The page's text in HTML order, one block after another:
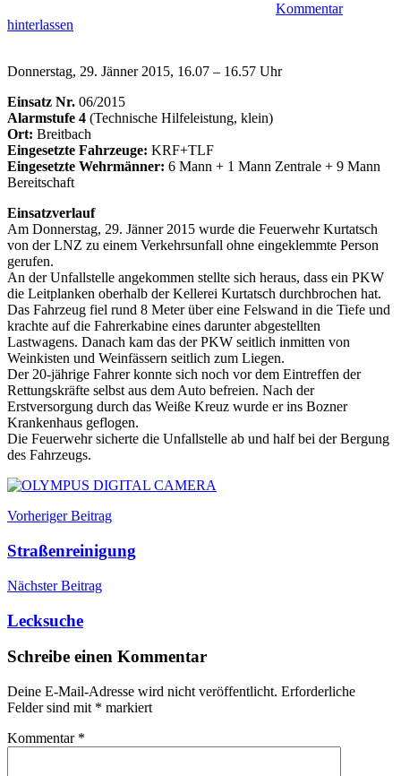
Kommentar
hinterlassen
Donnerstag, 29. Jänner 2015, 16.07 – 16.57 Uhr
Einsatz Nr. 06/2015
Alarmstufe 4 (Technische Hilfeleistung, klein)
Ort: Breitbach
Eingesetzte Fahrzeuge: KRF+TLF
Eingesetzte Wehrmänner: 6 Mann + 1 Mann Zentrale + 9 Mann
Bereitschaft
Einsatzverlauf
Am Donnerstag, 29. Jänner 2015 wurde die Feuerwehr Kurtatsch
von der LNZ zu einem Verkehrsunfall ohne eingeklemmte Person
gerufen.
An der Unfallstelle angekommen stellte sich heraus, dass ein PKW
die Leitplanken oberhalb der Kellerei Kurtatsch durchbrochen hat.
Das Fahrzeug fiel rund 8 Meter über eine Felswand in die Tiefe und
krachte auf die Fahrerkabine eines darunter abgestellten
Lastwagens. Danach kam das der PKW seitlich inmitten von
Weinkisten und Weinfässern seitlich zum Liegen.
Der 20-jährige Fahrer konnte sich noch vor dem Eintreffen der
Rettungskräfte selbst aus dem Auto befreien. Nach der
Erstversorgung durch das Weiße Kreuz wurde er ins Bozner
Krankenhaus geflogen.
Die Feuerwehr sicherte die Unfallstelle ab und half bei der Bergung
des Fahrzeugs.
Einsätze
BreitbachEinsatzKellerei
Beitragsnavigation
Vorheriger Beitrag
Straßenreinigung
Nächster Beitrag
Lecksuche
Schreibe einen Kommentar
Deine E-Mail-Adresse wird nicht veröffentlicht. Erforderliche
Felder sind mit * markiert
Kommentar *